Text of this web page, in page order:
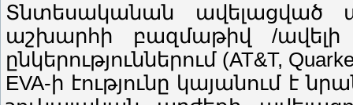
Տնտեսականան ավելացված
աշխարհի բազմաթիվ /
ընկերություններում (AT&T,
EVA-ի էությունը կայանում է